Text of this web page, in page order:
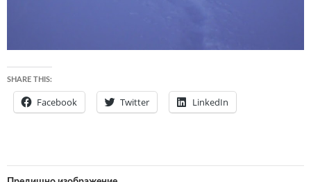
SHARE THIS:
Facebook Twitter LinkedIn